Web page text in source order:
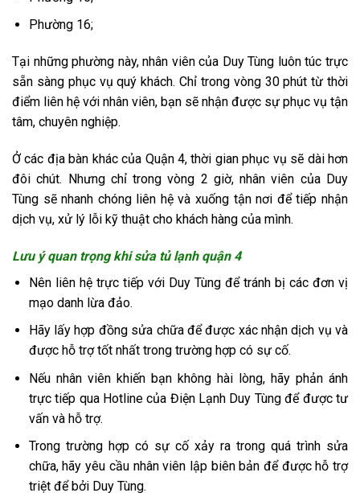
Phường 16;
Tại những phường này, nhân viên của Duy Tùng luôn túc trực
sẵn sàng phục vụ quý khách. Chỉ trong vòng 30 phút từ thời
điểm liên hệ với nhân viên, bạn sẽ nhận được sự phục vụ tận
tâm, chuyên nghiệp.
Ở các địa bàn khác của Quận 4, thời gian phục vụ sẽ dài hơn
đôi chút. Nhưng chỉ trong vòng 2 giờ, nhân viên của Duy
Tùng sẽ nhanh chóng liên hệ và xuống tận nơi để tiếp nhận
dịch vụ, xử lý lỗi kỹ thuật cho khách hàng của mình.
Lưu ý quan trọng khi sửa tủ lạnh quận 4
Nên liên hệ trực tiếp với Duy Tùng để tránh bị các đơn vị
mạo danh lừa đảo.
Hãy lấy hợp đồng sửa chữa để được xác nhận dịch vụ và
được hỗ trợ tốt nhất trong trường hợp có sự cố.
Nếu nhân viên khiến bạn không hài lòng, hãy phản ánh
trực tiếp qua Hotline của Điện Lạnh Duy Tùng để được tư
vấn và hỗ trợ.
Trong trường hợp có sự cố xảy ra trong quá trình sửa
chữa, hãy yêu cầu nhân viên lập biên bản để được hỗ trợ
triệt để bởi Duy Tùng.